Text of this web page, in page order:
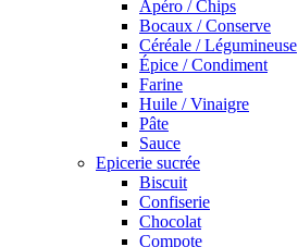
Apéro / Chips
Bocaux / Conserve
Céréale / Légumineuse
Épice / Condiment
Farine
Huile / Vinaigre
Pâte
Sauce
Epicerie sucrée
Biscuit
Confiserie
Chocolat
Compote